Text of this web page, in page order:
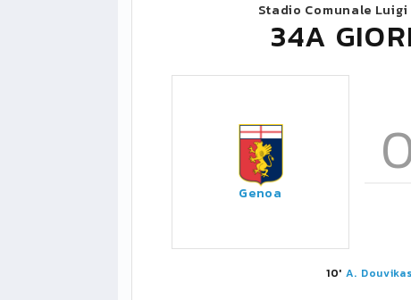
Stadio Comunale
34A
Genoa
10' A. Douvikas